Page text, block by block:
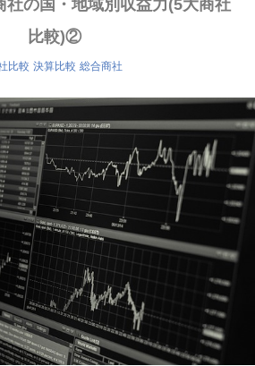
社の国・地域別収益力(5大商社
比較)②
比較 決算比較 総合商社